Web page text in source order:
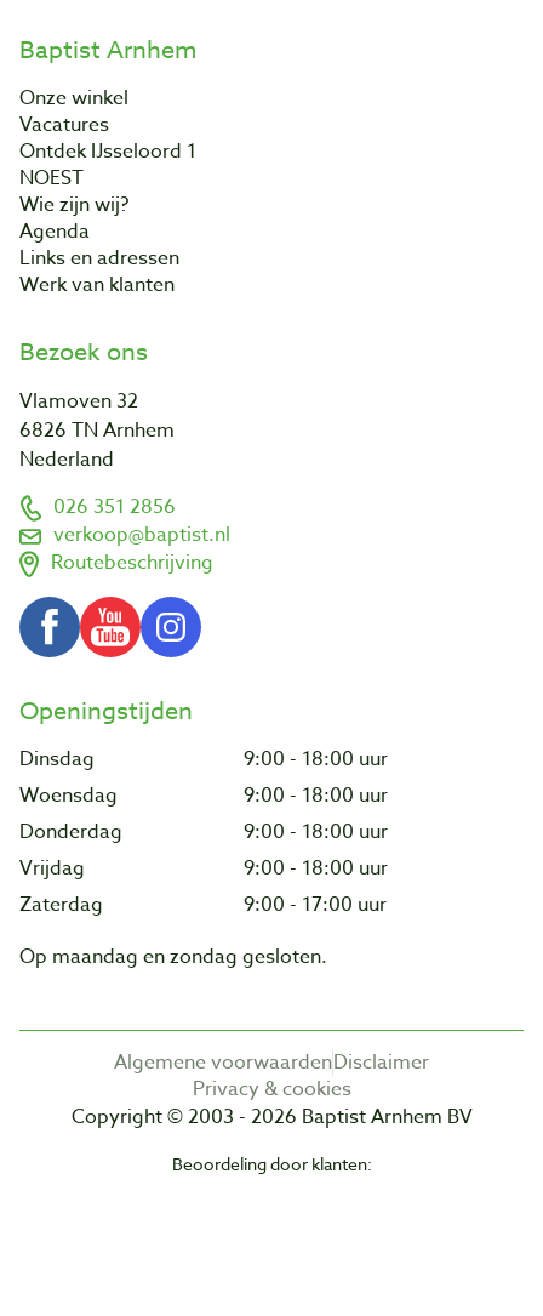
Baptist Arnhem
Onze winkel
Vacatures
Ontdek IJsseloord 1
NOEST
Wie zijn wij?
Agenda
Links en adressen
Werk van klanten
Bezoek ons
Vlamoven 32
6826 TN Arnhem
Nederland
026 351 2856
verkoop@baptist.nl
Routebeschrijving
Openingstijden
Dinsdag
9:00 - 18:00 uur
Woensdag
9:00 - 18:00 uur
Donderdag
9:00 - 18:00 uur
Vrijdag
9:00 - 18:00 uur
Zaterdag
9:00 - 17:00 uur
Op maandag en zondag gesloten.
Algemene voorwaardenDisclaimer
Privacy & cookies
Copyright © 2003 - 2026 Baptist Arnhem BV
Beoordeling door klanten: